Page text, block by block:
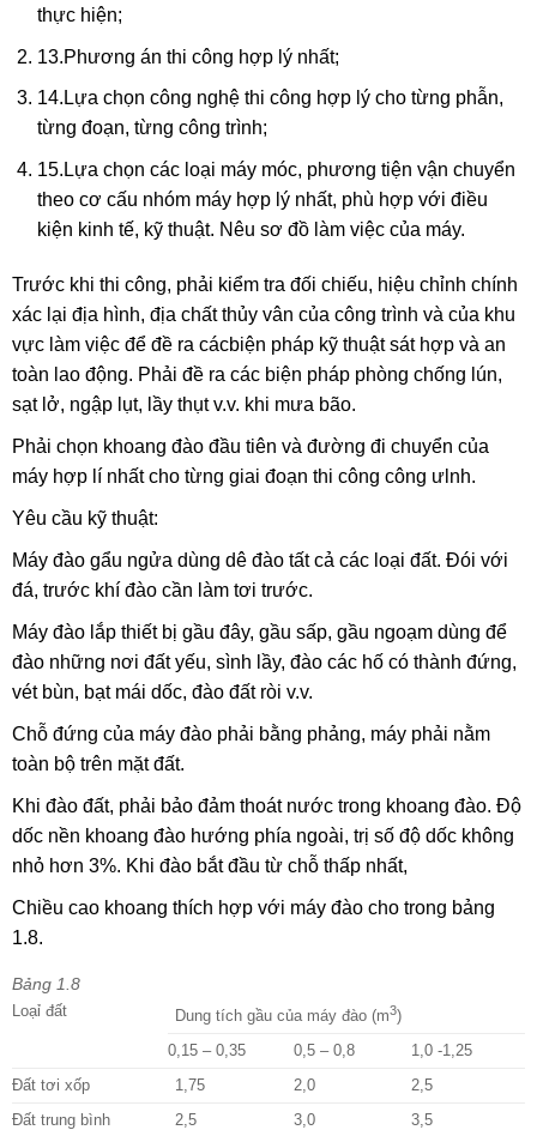
thực hiện;
13.Phương án thi công hợp lý nhất;
14.Lựa chọn công nghệ thi công hợp lý cho từng phẫn,
từng đoạn, từng công trình;
15.Lựa chọn các loại máy móc, phương tiện vận chuyển
theo cơ cấu nhóm máy hợp lý nhất, phù hợp với điều
kiện kinh tế, kỹ thuật. Nêu sơ đồ làm việc của máy.
Trước khi thi công, phải kiểm tra đối chiếu, hiệu chỉnh chính
xác lại địa hình, địa chất thủy vân của công trình và của khu
vực làm việc để đề ra cácbiện pháp kỹ thuật sát hợp và an
toàn lao động. Phải đề ra các biện pháp phòng chống lún,
sạt lở, ngập lụt, lầy thụt v.v. khi mưa bão.
Phải chọn khoang đào đầu tiên và đường đi chuyển của
máy hợp lí nhất cho từng giai đoạn thi công công ưlnh.
Yêu cầu kỹ thuật:
Máy đào gẩu ngửa dùng dê đào tất cả các loại đất. Đói với
đá, trước khí đào cần làm tơi trước.
Máy đào lắp thiết bị gầu đây, gầu sấp, gầu ngoạm dùng để
đào những nơi đất yếu, sình lầy, đào các hố có thành đứng,
vét bùn, bạt mái dốc, đào đất ròi v.v.
Chỗ đứng của máy đào phải bằng phảng, máy phải nằm
toàn bộ trên mặt đất.
Khi đào đất, phải bảo đảm thoát nước trong khoang đào. Độ
dốc nền khoang đào hướng phía ngoài, trị số độ dốc không
nhỏ hơn 3%. Khi đào bắt đầu từ chỗ thấp nhất,
Chiều cao khoang thích hợp với máy đào cho trong bảng
1.8.
Bảng 1.8
Loạỉ đất Dung tích gầu của máy đào (m3)
0,15 – 0,35
0,5 – 0,8
1,0 -1,25
Đất tơi xốp
1,75 2,0
2,5
Đất trung bình
2,5 3,0
3,5